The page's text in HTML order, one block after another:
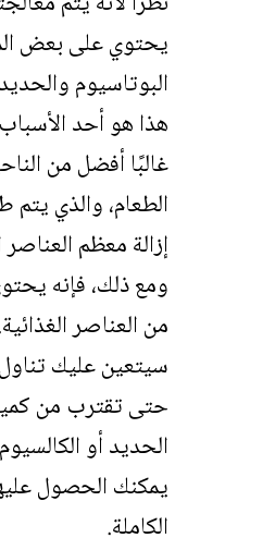
يحتوي على بعض
البوتاسيوم
هذا هو أحد
غالبًا أفضل من
الطعام، والذي
إزالة معظم العناصر
ومع ذلك، فإنه
من العناصر
سيتعين عليك
حتى تقترب من
الحديد أو
يمكنك الحصول
الكاملة.